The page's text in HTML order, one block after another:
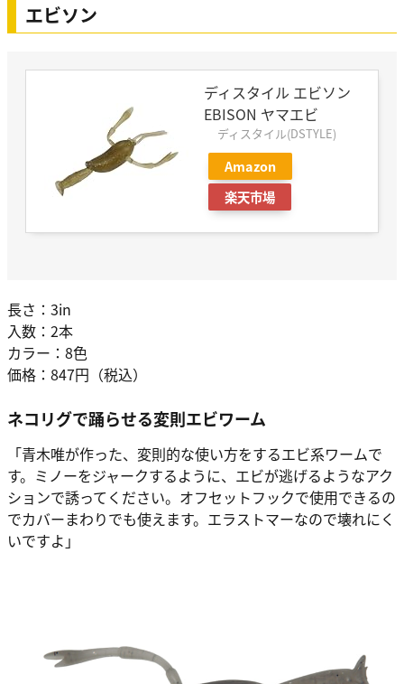
エビソン
ディスタイル エビソン
EBISON ヤマエビ
ディスタイル(DSTYLE)
Amazon
楽天市場
長さ：3in
入数：2本
カラー：8色
価格：847円（税込）
ネコリグで踊らせる変則エビワーム
「青木唯が作った、変則的な使い方をするエビ系ワームで
す。ミノーをジャークするように、エビが逃げるようなアク
ションで誘ってください。オフセットフックで使用できるの
でカバーまわりでも使えます。エラストマーなので壊れにく
いですよ」